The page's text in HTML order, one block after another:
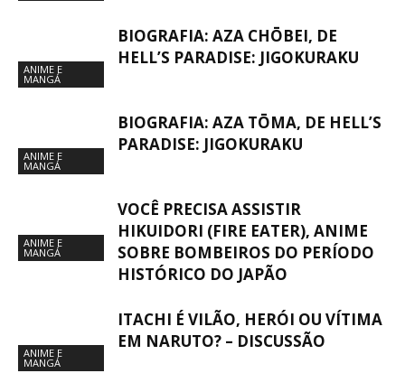
ANIME E
MANGÁ
BIOGRAFIA: AZA CHŌBEI, DE
HELL’S PARADISE: JIGOKURAKU
ANIME E
MANGÁ
BIOGRAFIA: AZA TŌMA, DE HELL’S
PARADISE: JIGOKURAKU
ANIME E
MANGÁ
VOCÊ PRECISA ASSISTIR
HIKUIDORI (FIRE EATER), ANIME
SOBRE BOMBEIROS DO PERÍODO
HISTÓRICO DO JAPÃO
ANIME E
MANGÁ
ITACHI É VILÃO, HERÓI OU VÍTIMA
EM NARUTO? – DISCUSSÃO